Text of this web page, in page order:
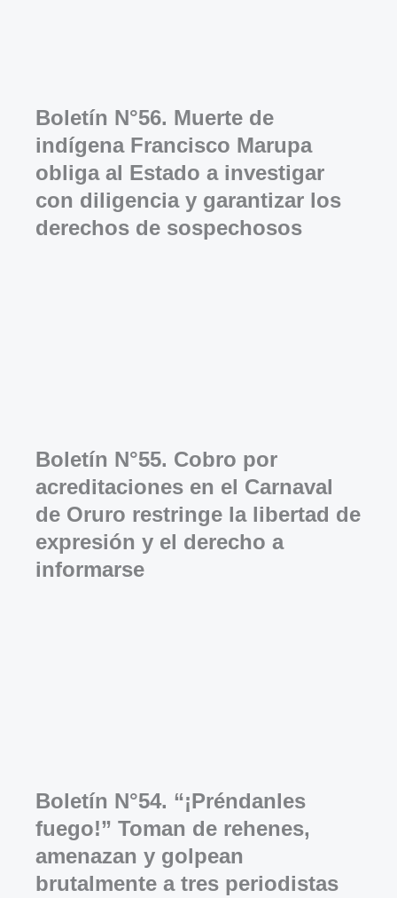
Boletín N°56. Muerte de
indígena Francisco Marupa
obliga al Estado a investigar
con diligencia y garantizar los
derechos de sospechosos
Boletín N°55. Cobro por
acreditaciones en el Carnaval
de Oruro restringe la libertad de
expresión y el derecho a
informarse
Boletín N°54. “¡Préndanles
fuego!” Toman de rehenes,
amenazan y golpean
brutalmente a tres periodistas